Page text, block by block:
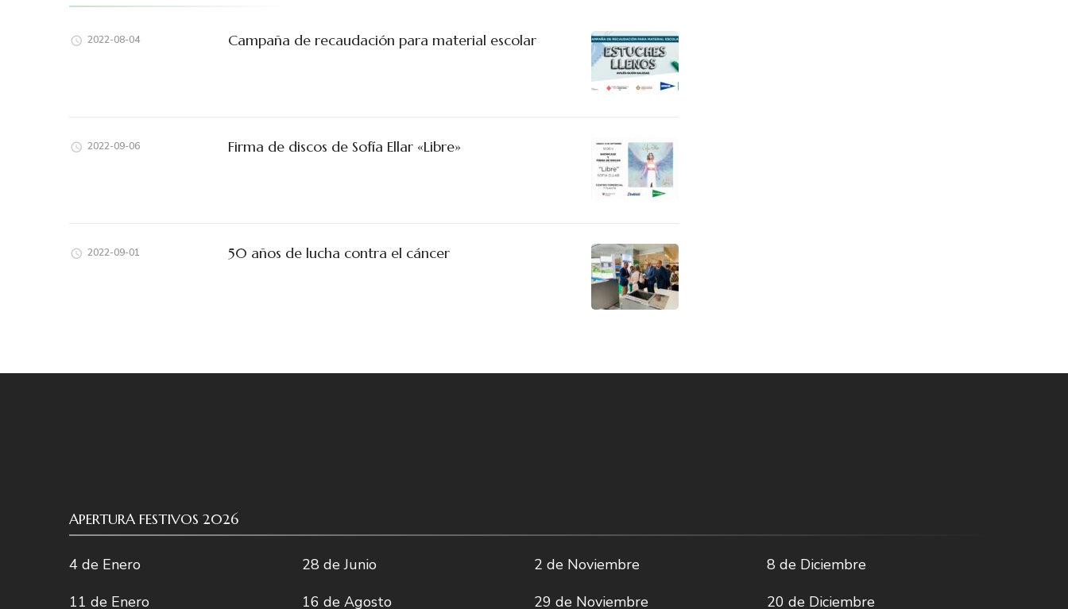
2022-08-04 Campaña de recaudación para material escolar
2022-09-06 Firma de discos de Sofía Ellar «Libre»
2022-09-01 50 años de lucha contra el cáncer
APERTURA FESTIVOS 2026
4 de Enero
11 de Enero
28 de Junio
16 de Agosto
2 de Noviembre
29 de Noviembre
8 de Diciembre
20 de Diciembre